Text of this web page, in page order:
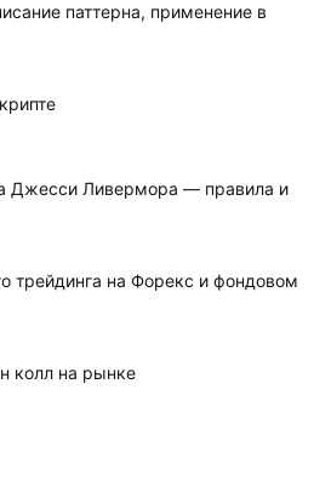
паттерна, применение в
Джесси Ливермора — правила и
трейдинга на Форекс и фондовом
колл на рынке